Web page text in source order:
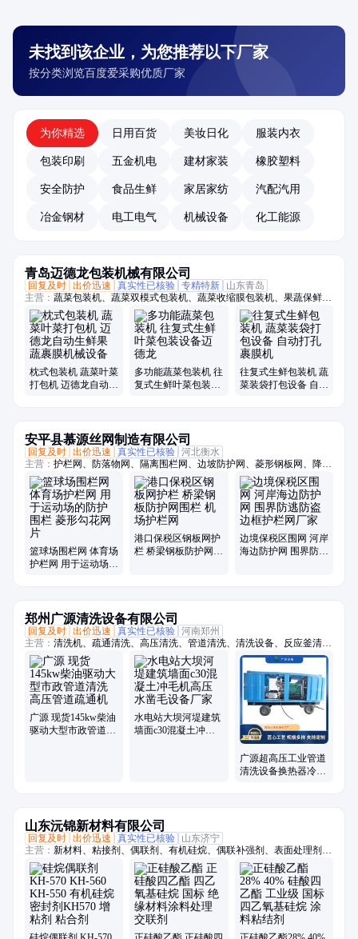
未找到该企业，为您推荐以下厂家
按分类浏览百度爱采购优质厂家
为你精选 日用百货 美妆日化 服装内衣
包装印刷 五金机电 建材家装 橡胶塑料
安全防护 食品生鲜 家居家纺 汽配汽用
冶金钢材 电工电气 机械设备 化工能源
青岛迈德龙包装机械有限公司
回复及时 出价迅速 真实性已核验 专精特新
山东青岛
主营： 蔬菜包装机、蔬菜双模式包装机、蔬菜收缩膜包装机、果蔬保鲜膜
包装机、托盒果蔬包装机、生鲜包装机、保鲜包装机、蔬菜高速包装机、
称重贴标机、冬瓜定量切片机
枕式包装机 蔬菜叶菜
打包机 迈德龙自动生
多功能蔬菜包装机 往
复式生鲜叶菜包装设
往复式生鲜包装机 蔬
菜装袋打包设备 自动
安平县慕源丝网制造有限公司
回复及时 出价迅速 真实性已核验 河北衡水
主营： 护栏网、防落物网、隔离围栏网、边坡防护网、菱形钢板网、降噪
隔音墙、户外吸音板、桥梁防护网、防落物围栏网、篮球场围栏网、柔性
钢丝绳网、斜坡防落石网、光伏电站围栏、高架桥梁隔音屏、保税区围界
篮球场围栏网 体育场
护栏网 用于运动场的
港口保税区钢板网护
栏 桥梁钢板防护网围
边境保税区围网 河岸
海边防护网 围界防逃
郑州广源清洗设备有限公司
回复及时 出价迅速 真实性已核验 河南郑州
主营： 清洗机、疏通清洗、高压清洗、管道清洗、清洗设备、反应釜清
洗、超高压、冲毛机、铝模板、拉毛机、混凝土、换热器、高压水、柴油
驱动、锅炉管道、电机驱动、船体除锈、管道疏通、除锈除漆、钢坯除
磷、电驱动高压、水除磷系统、水喷砂除锈、冷凝器管道、下水道疏通
广源 现货145kw柴油
驱动大型市政管道清
水电站大坝河堤建筑
墙面c30混凝土冲毛
广源超高压工业管道
清洗设备换热器冷凝
山东沅锦新材料有限公司
回复及时 出价迅速 真实性已核验
山东济宁
主营： 新材料、粘接剂、偶联剂、有机硅烷、偶联补强剂、表面处理剂、
橡胶硅质填料